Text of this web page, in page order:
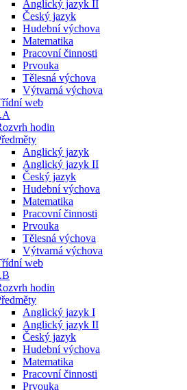
Anglický jazyk II
Český jazyk
Hudební výchova
Matematika
Pracovní činnosti
Prvouka
Tělesná výchova
Výtvarná výchova
web
hodin
Anglický jazyk
Anglický jazyk II
Český jazyk
Hudební výchova
Matematika
Pracovní činnosti
Prvouka
Tělesná výchova
Výtvarná výchova
web
hodin
Anglický jazyk I
Anglický jazyk II
Český jazyk
Hudební výchova
Matematika
Pracovní činnosti
Prvouka